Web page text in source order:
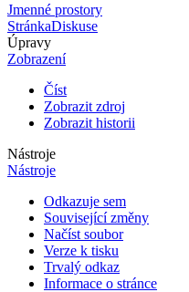
Jmenné prostory
StránkaDiskuse
Úpravy
Zobrazení
Číst
Zobrazit zdroj
Zobrazit historii
Nástroje
Nástroje
Odkazuje sem
Související změny
Načíst soubor
Verze k tisku
Trvalý odkaz
Informace o stránce